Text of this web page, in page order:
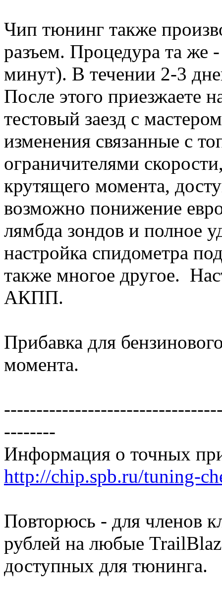
Чип тюнинг также
разъем. Процедура та же
минут). В течении 2-3
После этого приезжаете
тестовый заезд с
изменения связанные с
ограничителями
крутящего момента,
возможно понижение
лямбда зондов и полное
настройка спидометра
также многое другое.
АКПП.
Прибавка для
момента.
--------
Информация о точных
http://chip.spb.ru/tuning-
Повторюсь - для членов
рублей на любые
доступных для тюнинга.